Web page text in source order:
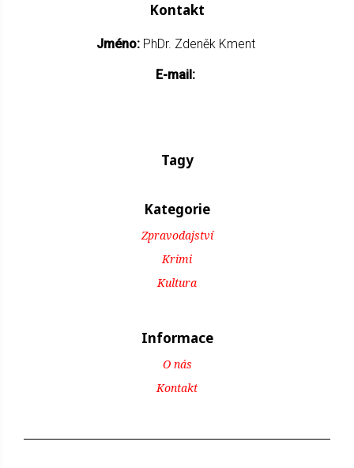
Kontakt
Jméno: PhDr. Zdeněk Kment
E-mail:
Tagy
Kategorie
Zpravodajství
Krimi
Kultura
Informace
O nás
Kontakt